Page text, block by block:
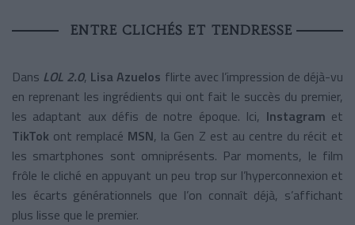
ENTRE CLICHÉS ET TENDRESSE
Dans LOL 2.0, Lisa Azuelos flirte avec l’impression de déjà-vu
en reprenant les ingrédients qui ont fait le succès du premier,
les adaptant aux défis de notre époque. Ici, Instagram et
TikTok ont remplacé MSN, la Gen Z est au centre du récit et
les smartphones sont omniprésents. Par moments, le film
frôle le cliché en appuyant un peu trop sur l’hyperconnexion et
les écarts générationnels que l’on connaît déjà, s’affichant
plus lisse que le premier.